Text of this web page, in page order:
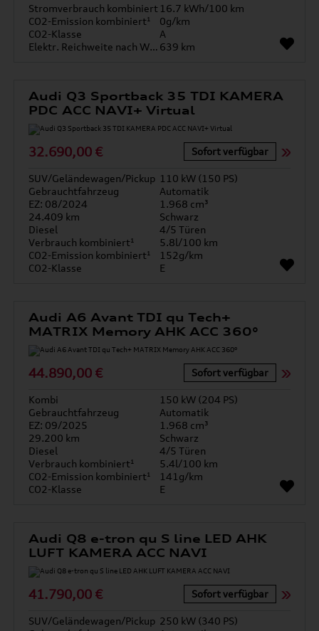
Stromverbrauch kombiniert 16.7 kWh/100 km
CO2-Emission kombiniert¹
0g/km
CO2-Klasse
A
Elektr. Reichweite nach WLTP* 639 km
Audi Q3 Sportback 35 TDI KAMERA
PDC ACC NAVI+ Virtual
32.690,00 € Sofort verfügbar
SUV/Geländewagen/Pickup 110 kW (150 PS)
Gebrauchtfahrzeug
Automatik
EZ: 08/2024
1.968 cm³
24.409 km
Schwarz
Diesel
4/5 Türen
Verbrauch kombiniert¹
5.8l/100 km
CO2-Emission kombiniert¹
152g/km
CO2-Klasse
E
Audi A6 Avant TDI qu Tech+
MATRIX Memory AHK ACC 360°
44.890,00 € Sofort verfügbar
Kombi
150 kW (204 PS)
Gebrauchtfahrzeug
Automatik
EZ: 09/2025
1.968 cm³
29.200 km
Schwarz
Diesel
4/5 Türen
Verbrauch kombiniert¹
5.4l/100 km
CO2-Emission kombiniert¹
141g/km
CO2-Klasse
E
Audi Q8 e-tron qu S line LED AHK
LUFT KAMERA ACC NAVI
41.790,00 € Sofort verfügbar
SUV/Geländewagen/Pickup 250 kW (340 PS)